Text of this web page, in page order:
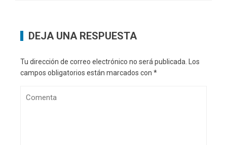
DEJA UNA RESPUESTA
Tu dirección de correo electrónico no será publicada. Los
campos obligatorios están marcados con *